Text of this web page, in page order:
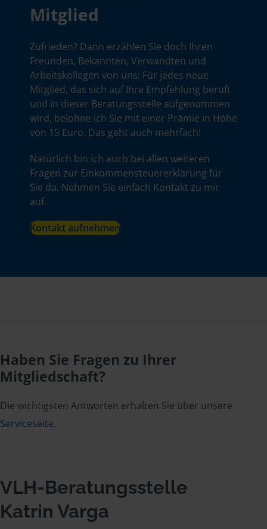
Mitglied
Zufrieden? Dann erzählen Sie doch Ihren
Freunden, Bekannten, Verwandten und
Arbeitskollegen von uns: Für jedes neue
Mitglied, das sich auf Ihre Empfehlung beruft
und in dieser Beratungsstelle aufgenommen
wird, belohne ich Sie mit einer Prämie in Höhe
von 15 Euro. Das geht auch mehrfach!
Natürlich bin ich auch bei allen weiteren
Fragen zur Einkommensteuererklärung für
Sie da. Nehmen Sie einfach Kontakt zu mir
auf.
Kontakt aufnehmen
Haben Sie Fragen zu Ihrer
Mitgliedschaft?
Die wichtigsten Antworten erhalten Sie über unsere
Serviceseite.
VLH-Beratungsstelle
Katrin Varga